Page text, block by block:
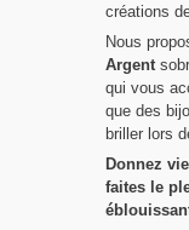
créations
Nous
Argent
qui vous
que des
briller lors
Donnez
faites le